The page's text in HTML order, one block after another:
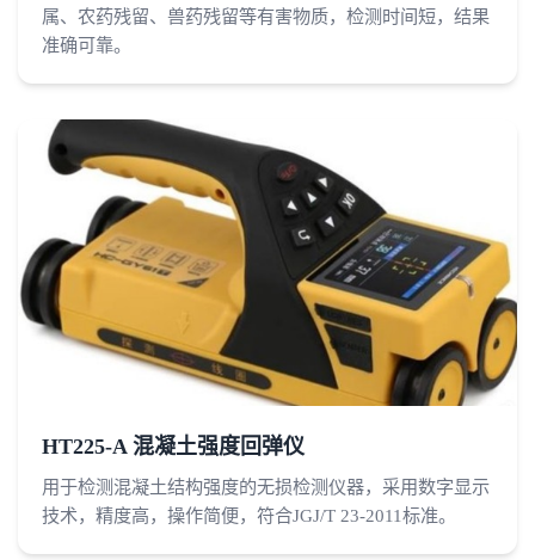
属、农药残留、兽药残留等有害物质，检测时间短，结果
准确可靠。
HT225-A 混凝土强度回弹仪
用于检测混凝土结构强度的无损检测仪器，采用数字显示
技术，精度高，操作简便，符合JGJ/T 23-2011标准。